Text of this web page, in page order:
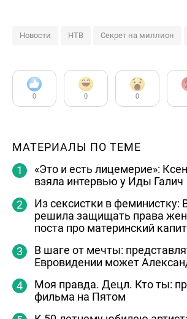
Новости НТВ Секрет на миллион
0 0 0
МАТЕРИАЛЫ ПО ТЕМЕ
«Это и есть лицемерие»:
взяла интервью у Иды Галич
Из сексистки в феминистку:
решила защищать права
поста про материнский
В шаге от мечты:
Евровидении может
Моя правда. Децл. Кто ты:
фильма на Пятом